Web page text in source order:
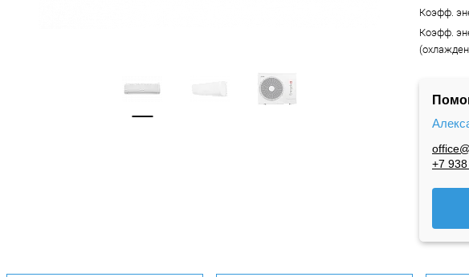
Коэфф.
Коэфф.
+7